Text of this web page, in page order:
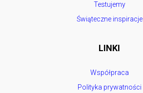
Testujemy
Świąteczne inspiracje
LINKI
Współpraca
Polityka prywatności